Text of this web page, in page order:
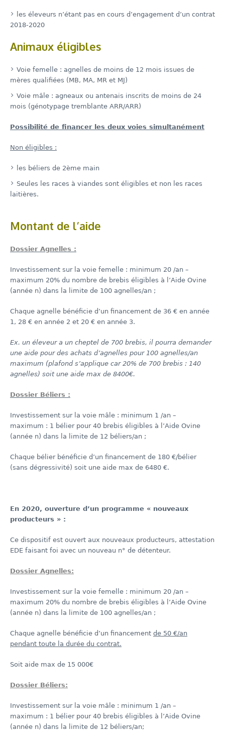
les éleveurs n’étant pas en cours d’engagement d’un contrat
2018-2020
Animaux éligibles
Voie femelle : agnelles de moins de 12 mois issues de
mères qualifiées (MB, MA, MR et MJ)
Voie mâle : agneaux ou antenais inscrits de moins de 24
mois (génotypage tremblante ARR/ARR)
Possibilité de financer les deux voies simultanément
Non éligibles :
les béliers de 2ème main
Seules les races à viandes sont éligibles et non les races
laitières.
Montant de l’aide
Dossier Agnelles :
Investissement sur la voie femelle : minimum 20 /an –
maximum 20% du nombre de brebis éligibles à l’Aide Ovine
(année n) dans la limite de 100 agnelles/an ;
Chaque agnelle bénéficie d’un financement de 36 € en année
1, 28 € en année 2 et 20 € en année 3.
Ex. un éleveur a un cheptel de 700 brebis, il pourra demander
une aide pour des achats d’agnelles pour 100 agnelles/an
maximum (plafond s’applique car 20% de 700 brebis : 140
agnelles) soit une aide max de 8400€.
Dossier Béliers :
Investissement sur la voie mâle : minimum 1 /an –
maximum : 1 bélier pour 40 brebis éligibles à l’Aide Ovine
(année n) dans la limite de 12 béliers/an ;
Chaque bélier bénéficie d’un financement de 180 €/bélier
(sans dégressivité) soit une aide max de 6480 €.
En 2020, ouverture d’un programme « nouveaux
producteurs » :
Ce dispositif est ouvert aux nouveaux producteurs, attestation
EDE faisant foi avec un nouveau n° de détenteur.
Dossier Agnelles:
Investissement sur la voie femelle : minimum 20 /an –
maximum 20% du nombre de brebis éligibles à l’Aide Ovine
(année n) dans la limite de 100 agnelles/an ;
Chaque agnelle bénéficie d’un financement de 50 €/an
pendant toute la durée du contrat.
Soit aide max de 15 000€
Dossier Béliers:
Investissement sur la voie mâle : minimum 1 /an –
maximum : 1 bélier pour 40 brebis éligibles à l’Aide Ovine
(année n) dans la limite de 12 béliers/an;